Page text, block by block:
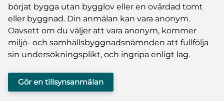
börjat bygga utan bygglov eller en ovårdad tomt
eller byggnad. Din anmälan kan vara anonym.
Oavsett om du väljer att vara anonym, kommer
miljö- och samhällsbyggnadsnämnden att fullfölja
sin undersökningsplikt, och ingripa enligt lag.
Gör en tillsynsanmälan